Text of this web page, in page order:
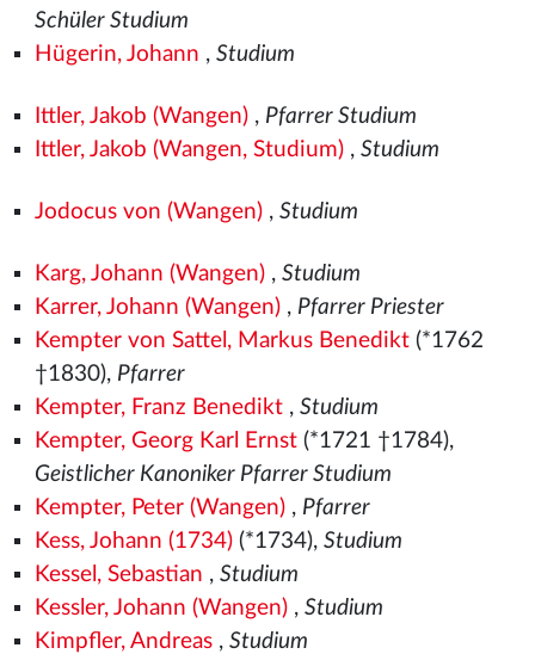
Schüler Studium
Hügerin, Johann , Studium
Ittler, Jakob (Wangen), Pfarrer Studium
Ittler, Jakob (Wangen, Studium), Studium
Jodocus von (Wangen), Studium
Karg, Johann (Wangen), Studium
Karrer, Johann (Wangen), Pfarrer Priester
Kempter von Sattel, Markus Benedikt(*1762
†1830), Pfarrer
Kempter, Franz Benedikt, Studium
Kempter, Georg Karl Ernst(*1721 †1784),
Geistlicher Kanoniker Pfarrer Studium
Kempter, Peter (Wangen), Pfarrer
Kess, Johann (1734)(*1734), Studium
Kessel, Sebastian , Studium
Kessler, Johann (Wangen), Studium
Kimpfler, Andreas, Studium